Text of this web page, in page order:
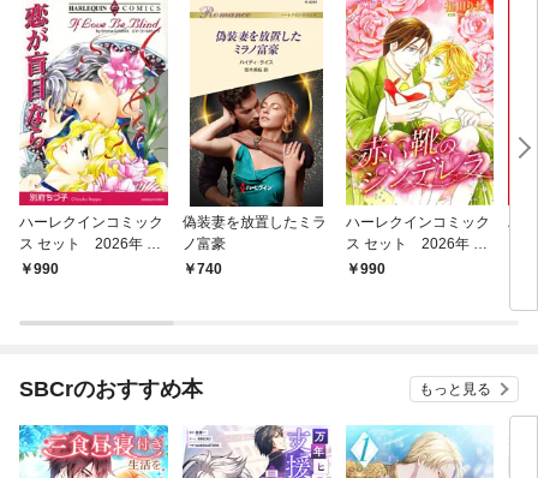
ハーレクインコミック
ス セット 2026年 vo
l.803
990
偽装妻を放置したミラ
ノ富豪
740
ハーレクインコミック
ス セット 2026年 vo
l.799
990
ハ
SBCrのおすすめ本 もっと見る